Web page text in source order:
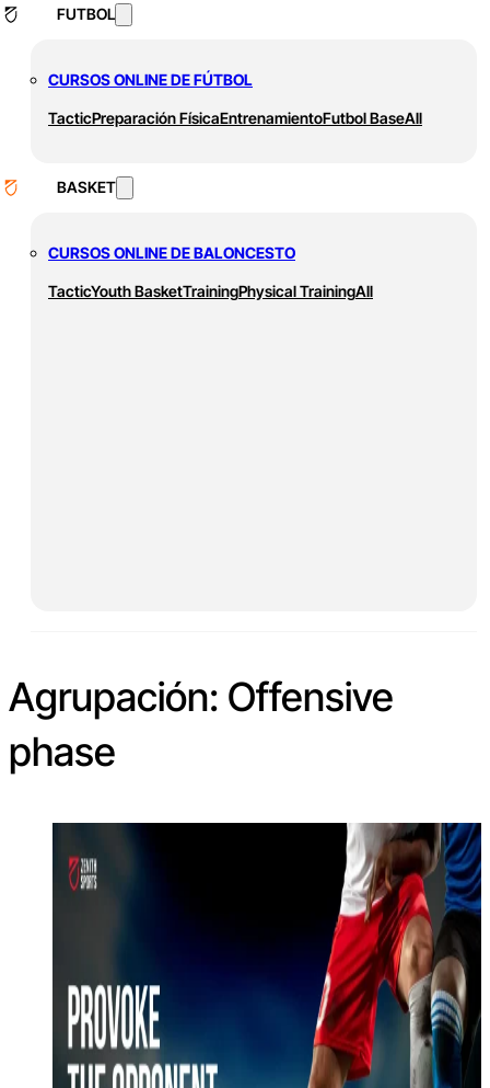
FUTBOL
CURSOS ONLINE DE FÚTBOL
TacticPreparación FísicaEntrenamientoFutbol BaseAll
BASKET
CURSOS ONLINE DE BALONCESTO
TacticYouth BasketTrainingPhysical TrainingAll
Agrupación: Offensive
phase